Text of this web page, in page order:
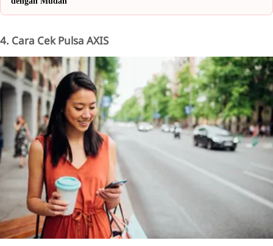
4. Cara Cek Pulsa AXIS